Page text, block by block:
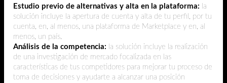
Estudio previo de alternativas y alta en la plataforma: la
solución incluye la apertura de cuenta y alta de tu perfil, por tu
cuenta, en, al menos, una plataforma de Marketplace y en, al
menos, un país.
Análisis de la competencia: la solución incluye la realización
de una investigación de mercado focalizada en las
características de tus competidores para mejorar tu proceso de
toma de decisiones y ayudarte a alcanzar una posición